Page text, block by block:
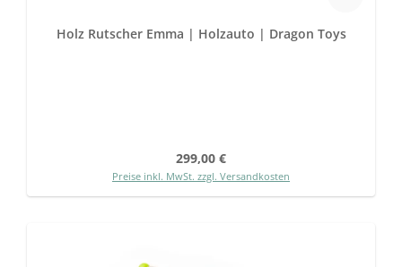
Holz Rutscher Emma | Holzauto | Dragon Toys
Regulärer Preis:
299,00 €
Preise inkl. MwSt. zzgl. Versandkosten